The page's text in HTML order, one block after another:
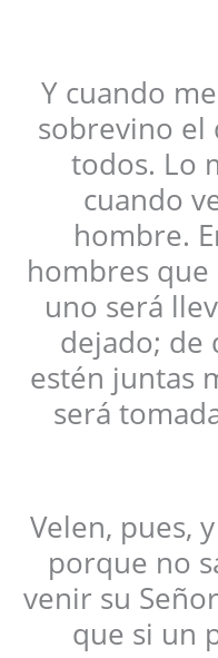
Y cuando
sobrevino el
todos. Lo
cuando
hombre.
hombres que
uno será
dejado; de
estén juntas
será
Velen, pues,
porque no
venir su
que si un